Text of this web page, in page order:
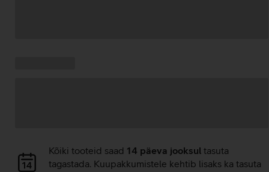
Andmete
laadimine
Kõiki tooteid saad 14 päeva jooksul tasuta
tagastada. Kuupakkumistele kehtib lisaks ka tasuta